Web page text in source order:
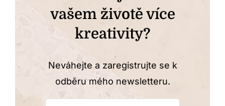
vašem životě více
kreativity?
Neváhejte a zaregistrujte se k
odběru mého newsletteru.